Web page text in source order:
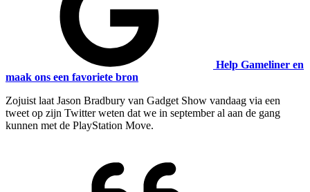
Help Gameliner en
maak ons een favoriete bron
Zojuist laat Jason Bradbury van Gadget Show vandaag via een
tweet op zijn Twitter weten dat we in september al aan de gang
kunnen met de PlayStation Move.